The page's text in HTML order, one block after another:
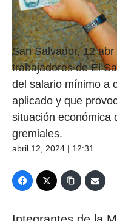
San Salvador, 12
trabajadores de El
del salario mínimo a
aplicado y que
situación económica
gremiales.
abril 12, 2024 | 12:31